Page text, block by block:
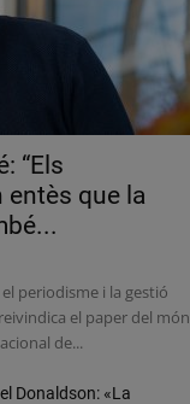
“Els
que la
periodisme i la gestió
el paper del món
de...
Donaldson: «La